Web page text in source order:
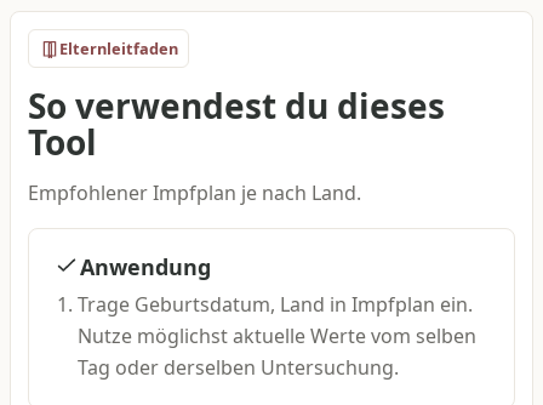
Elternleitfaden
So verwendest du dieses
Tool
Empfohlener Impfplan je nach Land.
Anwendung
Trage Geburtsdatum, Land in Impfplan ein.
Nutze möglichst aktuelle Werte vom selben
Tag oder derselben Untersuchung.